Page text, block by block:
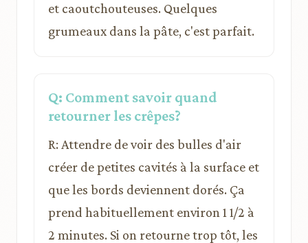
et caoutchouteuses. Quelques
grumeaux dans la pâte, c'est parfait.
Q: Comment savoir quand
retourner les crêpes?
R: Attendre de voir des bulles d'air
créer de petites cavités à la surface et
que les bords deviennent dorés. Ça
prend habituellement environ 1 1/2 à
2 minutes. Si on retourne trop tôt, les